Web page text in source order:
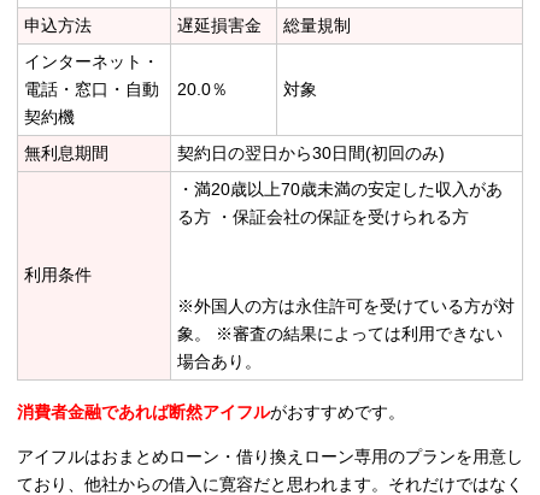
申込方法
遅延損害金
総量規制
インターネット・
電話・窓口・自動
契約機
20.0％ 対象
無利息期間 契約日の翌日から30日間(初回のみ)
利用条件
・満20歳以上70歳未満の安定した収入があ
る方 ・保証会社の保証を受けられる方
※外国人の方は永住許可を受けている方が対
象。 ※審査の結果によっては利用できない
場合あり。
消費者金融であれば断然アイフルがおすすめです。
アイフルはおまとめローン・借り換えローン専用のプランを用意し
ており、他社からの借入に寛容だと思われます。それだけではなく